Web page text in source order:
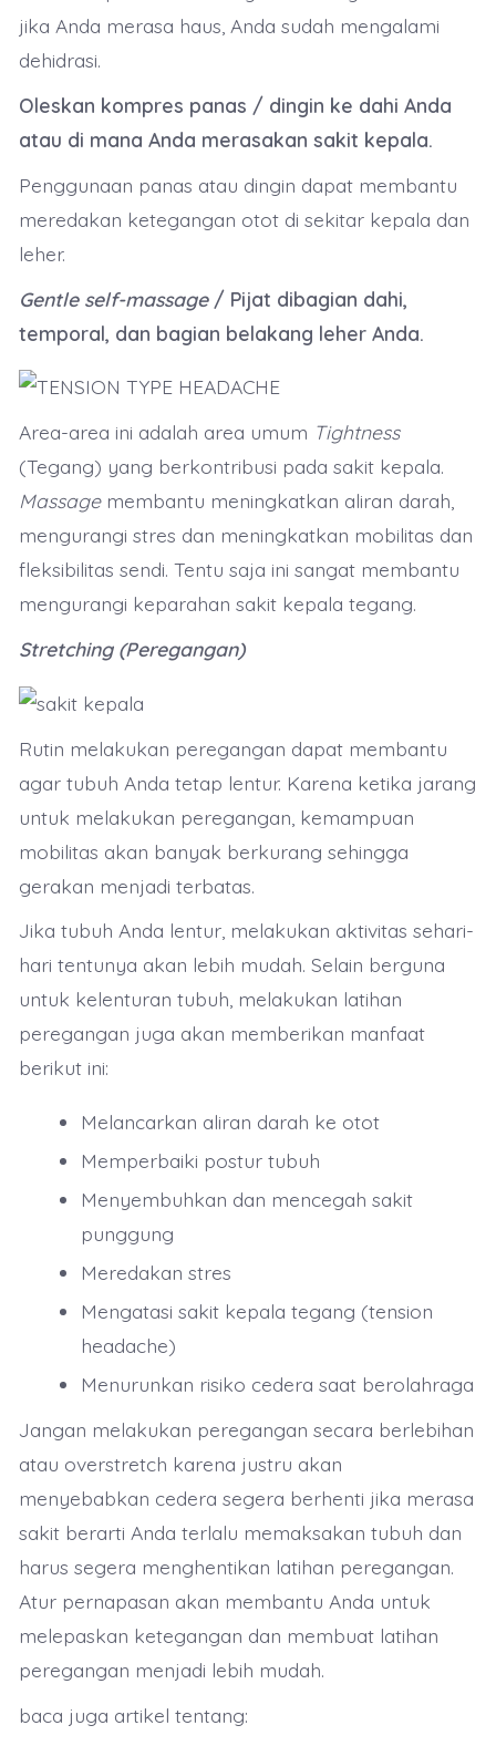
jika Anda merasa haus, Anda sudah mengalami
dehidrasi.
Oleskan kompres panas / dingin ke dahi Anda
atau di mana Anda merasakan sakit kepala.
Penggunaan panas atau dingin dapat membantu
meredakan ketegangan otot di sekitar kepala dan
leher.
Gentle self-massage/ Pijat dibagian dahi,
temporal, dan bagian belakang leher Anda.
Area-area ini adalah area umum Tightness
(Tegang) yang berkontribusi pada sakit kepala.
Massagemembantu meningkatkan aliran darah,
mengurangi stres dan meningkatkan mobilitas dan
fleksibilitas sendi. Tentu saja ini sangat membantu
mengurangi keparahan sakit kepala tegang.
Stretching (Peregangan)
Rutin melakukan peregangan dapat membantu
agar tubuh Anda tetap lentur. Karena ketika jarang
untuk melakukan peregangan, kemampuan
mobilitas akan banyak berkurang sehingga
gerakan menjadi terbatas.
Jika tubuh Anda lentur, melakukan aktivitas sehari-
hari tentunya akan lebih mudah. Selain berguna
untuk kelenturan tubuh, melakukan latihan
peregangan juga akan memberikan manfaat
berikut ini:
Melancarkan aliran darah ke otot
Memperbaiki postur tubuh
Menyembuhkan dan mencegah sakit
punggung
Meredakan stres
Mengatasi sakit kepala tegang (tension
headache)
Menurunkan risiko cedera saat berolahraga
Jangan melakukan peregangan secara berlebihan
atau overstretch karena justru akan
menyebabkan cedera segera berhenti jika merasa
sakit berarti Anda terlalu memaksakan tubuh dan
harus segera menghentikan latihan peregangan.
Atur pernapasan akan membantu Anda untuk
melepaskan ketegangan dan membuat latihan
peregangan menjadi lebih mudah.
baca juga artikel tentang: